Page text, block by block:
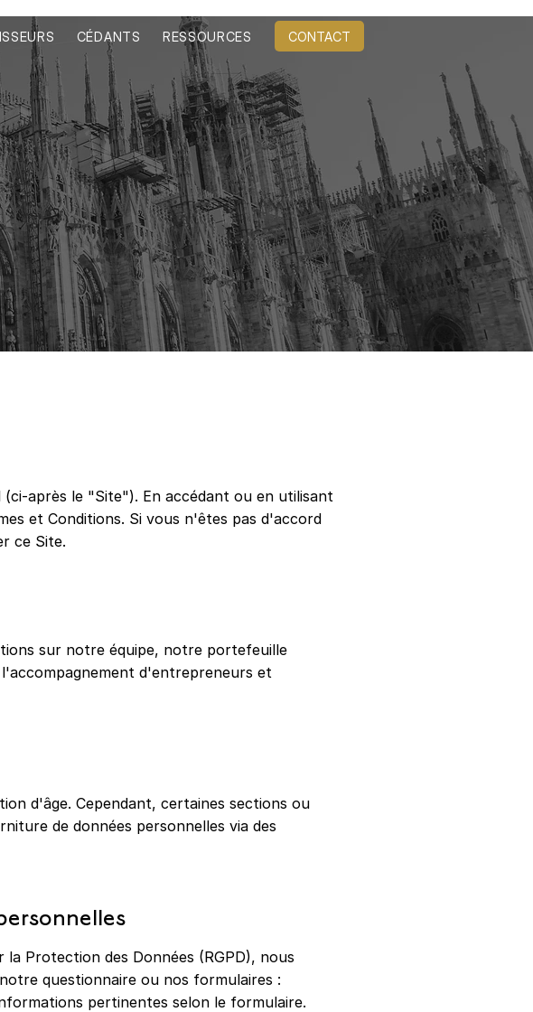
CÉDANTS RESSOURCES CONTACT
après le "Site"). En accédant ou en utilisant
et Conditions. Si vous n'êtes pas d'accord
ce Site.
sur notre équipe, notre portefeuille
d'entrepreneurs et
d'âge. Cependant, certaines sections ou
de données personnelles via des
Protection des Données (RGPD), nous
questionnaire ou nos formulaires :
pertinentes selon le formulaire.